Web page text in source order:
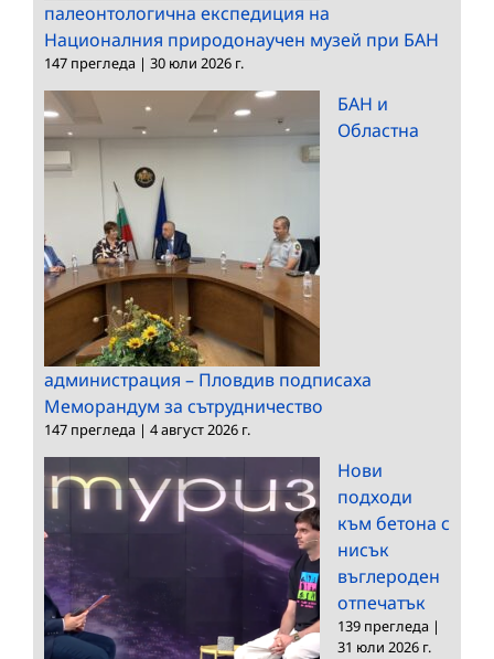
палеонтологична експедиция на
Националния природонаучен музей при БАН
147 прегледа | 30 юли 2026 г.
БАН и
Областна
администрация – Пловдив подписаха
Меморандум за сътрудничество
147 прегледа | 4 август 2026 г.
Нови
подходи
към бетона с
нисък
въглероден
отпечатък
139 прегледа |
31 юли 2026 г.